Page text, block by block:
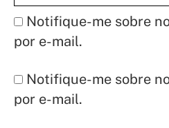
Notifique-me sobre
por e-mail.
Notifique-me sobre
por e-mail.